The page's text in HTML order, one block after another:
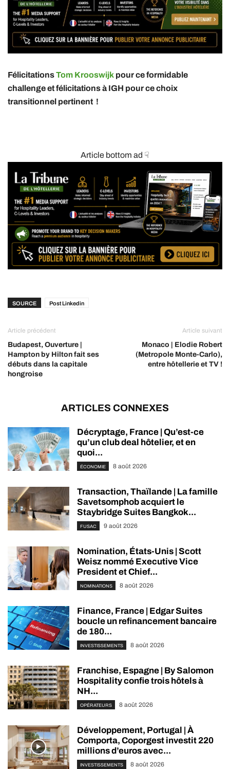
FélicitationsTom Krooswijk pour ce formidable
challenge et félicitations à IGH pour ce choix
transitionnel pertinent !
Article bottom ad ☟
SOURCE Post Linkedin
Article précédent
Budapest, Ouverture |
Hampton by Hilton fait ses
débuts dans la capitale
hongroise
Article suivant
Monaco | Elodie Robert
(Metropole Monte-Carlo),
entre hôtellerie et TV !
ARTICLES CONNEXES
Décryptage, France | Qu’est-ce
qu’un club deal hôtelier, et en
quoi...
ÉCONOMIE 8 août 2026
Transaction, Thaïlande | La famille
Savetsomphob acquiert le
Staybridge Suites Bangkok...
FUSAC 9 août 2026
Nomination, États-Unis | Scott
Weisz nommé Executive Vice
President et Chief...
NOMINATIONS 8 août 2026
Finance, France | Edgar Suites
boucle un refinancement bancaire
de 180...
INVESTISSEMENTS 8 août 2026
Franchise, Espagne | By Salomon
Hospitality confie trois hôtels à
NH...
OPÉRATEURS 8 août 2026
Développement, Portugal | À
Comporta, Coporgest investit 220
millions d’euros avec...
INVESTISSEMENTS 8 août 2026